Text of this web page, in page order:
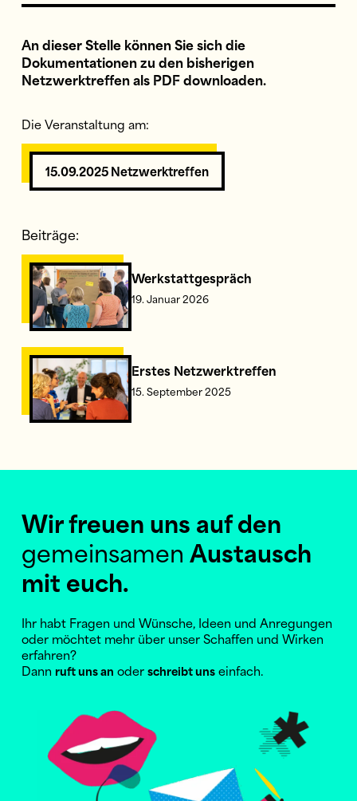
An dieser Stelle können Sie sich die
Dokumentationen zu den bisherigen
Netzwerktreffen als PDF downloaden.
Die Veranstaltung am:
15.09.2025 Netzwerktreffen
Beiträge:
WerkstattgesprächWerkstattgespräch
Werkstattgespräch
19. Januar 2026
Erstes
Netzwerktreffen
Erstes
Netzwerktreffen
Erstes Netzwerktreffen
15. September 2025
Wir freuen uns auf den
gemeinsamenAustausch
mit euch.
Ihr habt Fragen und Wünsche, Ideen und Anregungen
oder möchtet mehr über unser Schaffen und Wirken
erfahren?
Dann ruft uns an oderschreibt unseinfach.